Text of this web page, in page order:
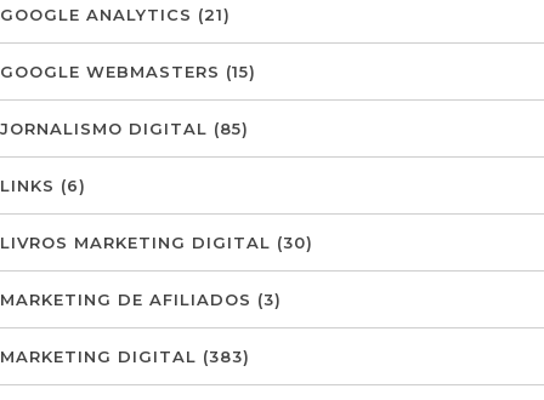
GOOGLE ANALYTICS (21)
GOOGLE WEBMASTERS (15)
JORNALISMO DIGITAL (85)
LINKS (6)
LIVROS MARKETING DIGITAL (30)
MARKETING DE AFILIADOS (3)
MARKETING DIGITAL (383)